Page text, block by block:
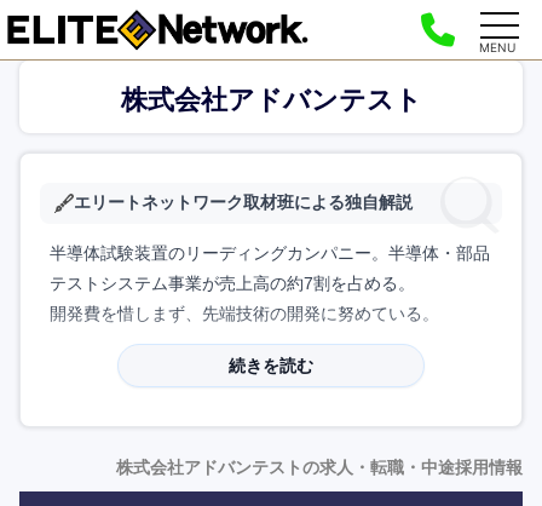
MENU
株式会社アドバンテスト
エリートネットワーク取材班による独自解説
半導体試験装置のリーディングカンパニー。半導体・部品
テストシステム事業が売上高の約7割を占める。
開発費を惜しまず、先端技術の開発に努めている。
続きを読む
株式会社アドバンテストの求人・転職・中途採用情報